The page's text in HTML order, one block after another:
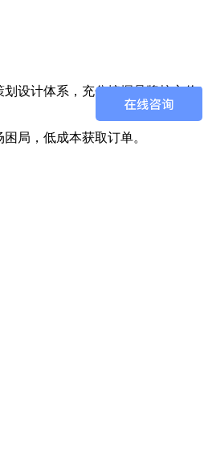
设计体系，充分挖掘品牌核心价
局，低成本获取订单。